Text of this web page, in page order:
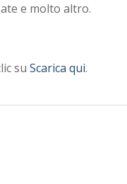
e molto altro.
su Scarica qui.